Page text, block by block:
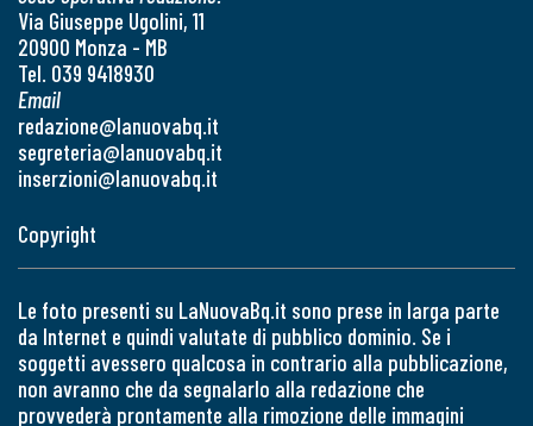
Via Giuseppe Ugolini, 11
20900 Monza - MB
Tel. 039 9418930
Email
redazione@lanuovabq.it
segreteria@lanuovabq.it
inserzioni@lanuovabq.it
Copyright
Le foto presenti su LaNuovaBq.it sono prese in larga parte
da Internet e quindi valutate di pubblico dominio. Se i
soggetti avessero qualcosa in contrario alla pubblicazione,
non avranno che da segnalarlo alla redazione che
provvederà prontamente alla rimozione delle immagini